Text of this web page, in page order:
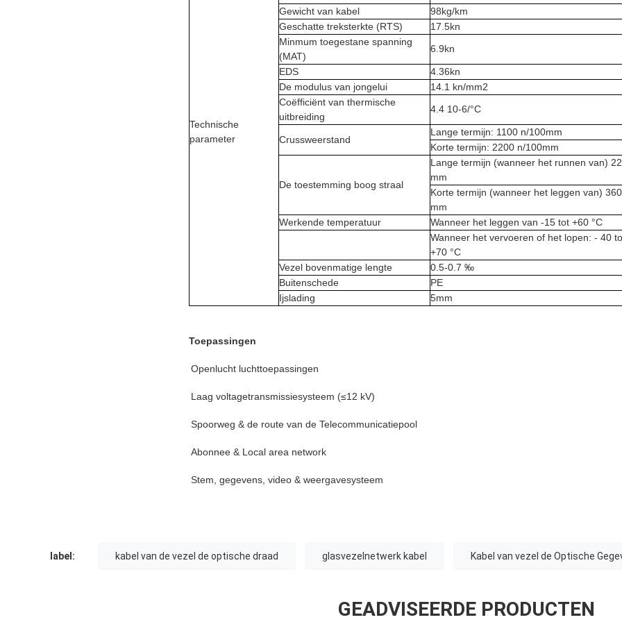
Technische
parameter
Gewicht van kabel
98kg/km
Geschatte treksterkte (RTS)
17.5kn
Minmum toegestane spanning
(MAT)
6.9kn
EDS
4.36kn
De modulus van jongelui
14.1 kn/mm2
Coëfficiënt van thermische
uitbreiding
4.4 10-6/°C
Crussweerstand
Lange termijn: 1100 n/100mm
Korte termijn: 2200 n/100mm
De toestemming boog straal
Lange termijn (wanneer het runnen van)
mm
Korte termijn (wanneer het leggen van) 360
mm
Werkende temperatuur
Wanneer het leggen van -15 tot +60 °C
Wanneer het vervoeren of het lopen: - 40
+70 °C
Vezel bovenmatige lengte
0.5-0.7 ‰
Buitenschede
PE
Ijslading
5mm
Toepassingen
Openlucht luchttoepassingen
Laag voltagetransmissiesysteem (≤12 kV)
Spoorweg & de route van de Telecommunicatiepool
Abonnee & Local area network
Stem, gegevens, video & weergavesysteem
label: kabel van de vezel de optische draad glasvezelnetwerk kabel Kabel van vezel de Optische
GEADVISEERDE PRODUCTEN